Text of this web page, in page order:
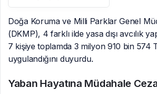
Doğa Koruma ve Milli Parklar Genel
(DKMP), 4 farklı ilde yasa dışı avcılık
7 kişiye toplamda 3 milyon 910 bin 574
uygulandığını duyurdu.
Yaban Hayatına Müdahale